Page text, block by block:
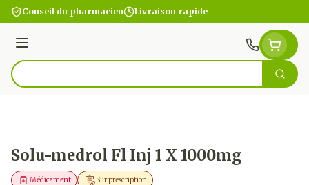
Aller au contenu
Conseil du pharmacien Livraison rapide
Menu
Rechercher
Solu-medrol Fl Inj 1 X 1000mg
Sur prescription
Médicament